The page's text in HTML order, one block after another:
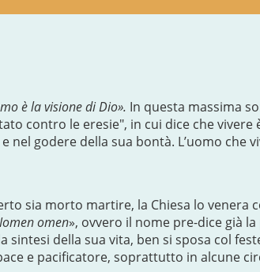
è la visione di Dio». In questa massima
contro le eresie", in cui dice che
nel godere della sua bontà. L’uomo che
sia morto martire, la Chiesa lo venera
omen», ovvero il nome pre-dice già
sintesi della sua vita, ben si sposa col
e pacificatore, soprattutto in alcune